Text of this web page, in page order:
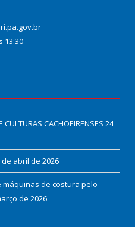
13:30
CACHOEIRENSES 24
de abril de 2026
de costura pelo
de 2026